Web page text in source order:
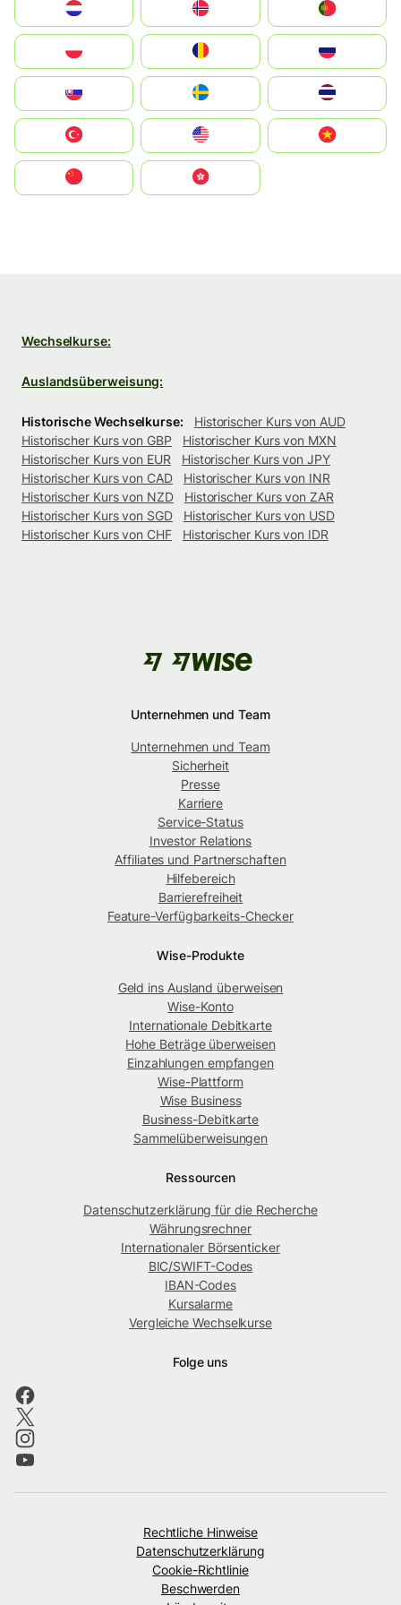
United States
中國香港特別行政區
Wechselkurse:
Auslandsüberweisung:
Historische Wechselkurse:
Historischer Kurs von AUD
Historischer Kurs von GBP
Historischer Kurs von MXN
Historischer Kurs von EUR
Historischer Kurs von JPY
Historischer Kurs von CAD
Historischer Kurs von INR
Historischer Kurs von NZD
Historischer Kurs von ZAR
Historischer Kurs von SGD
Historischer Kurs von USD
Historischer Kurs von CHF
Historischer Kurs von IDR
Unternehmen und Team
Unternehmen und Team
Sicherheit
Presse
Karriere
Service-Status
Investor Relations
Affiliates und Partnerschaften
Hilfebereich
Barrierefreiheit
Feature-Verfügbarkeits-Checker
Wise-Produkte
Geld ins Ausland überweisen
Wise-Konto
Internationale Debitkarte
Hohe Beträge überweisen
Einzahlungen empfangen
Wise-Plattform
Wise Business
Business-Debitkarte
Sammelüberweisungen
Ressourcen
Datenschutzerklärung für die Recherche
Währungsrechner
Internationaler Börsenticker
BIC/SWIFT-Codes
IBAN-Codes
Kursalarme
Vergleiche Wechselkurse
Folge uns
Rechtliche Hinweise
Datenschutzerklärung
Cookie-Richtlinie
Beschwerden